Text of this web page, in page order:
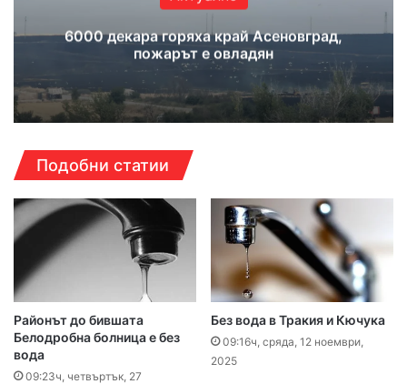
6000 декара горяха край Асеновград,
пожарът е овладян
Подобни статии
Районът до бившата
Белодробна болница е без
вода
09:23ч, четвъртък, 27
Без вода в Тракия и Кючука
09:16ч, сряда, 12 ноември,
2025